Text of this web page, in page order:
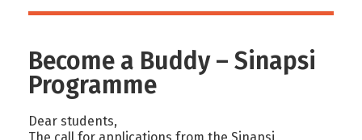
Become a Buddy – Sinapsi
Programme
Dear students,
The call for applications from the Sinapsi